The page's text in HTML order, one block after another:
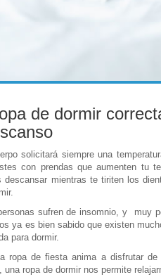
de dormir
solicitará siempre una
con prendas que aumenten tu
descansar mientras te tiriten los
sufren de insomnio, y muy
ya es bien sabido que existen
para dormir.
ropa de fiesta anima a disfrutar
una ropa de dormir nos permite